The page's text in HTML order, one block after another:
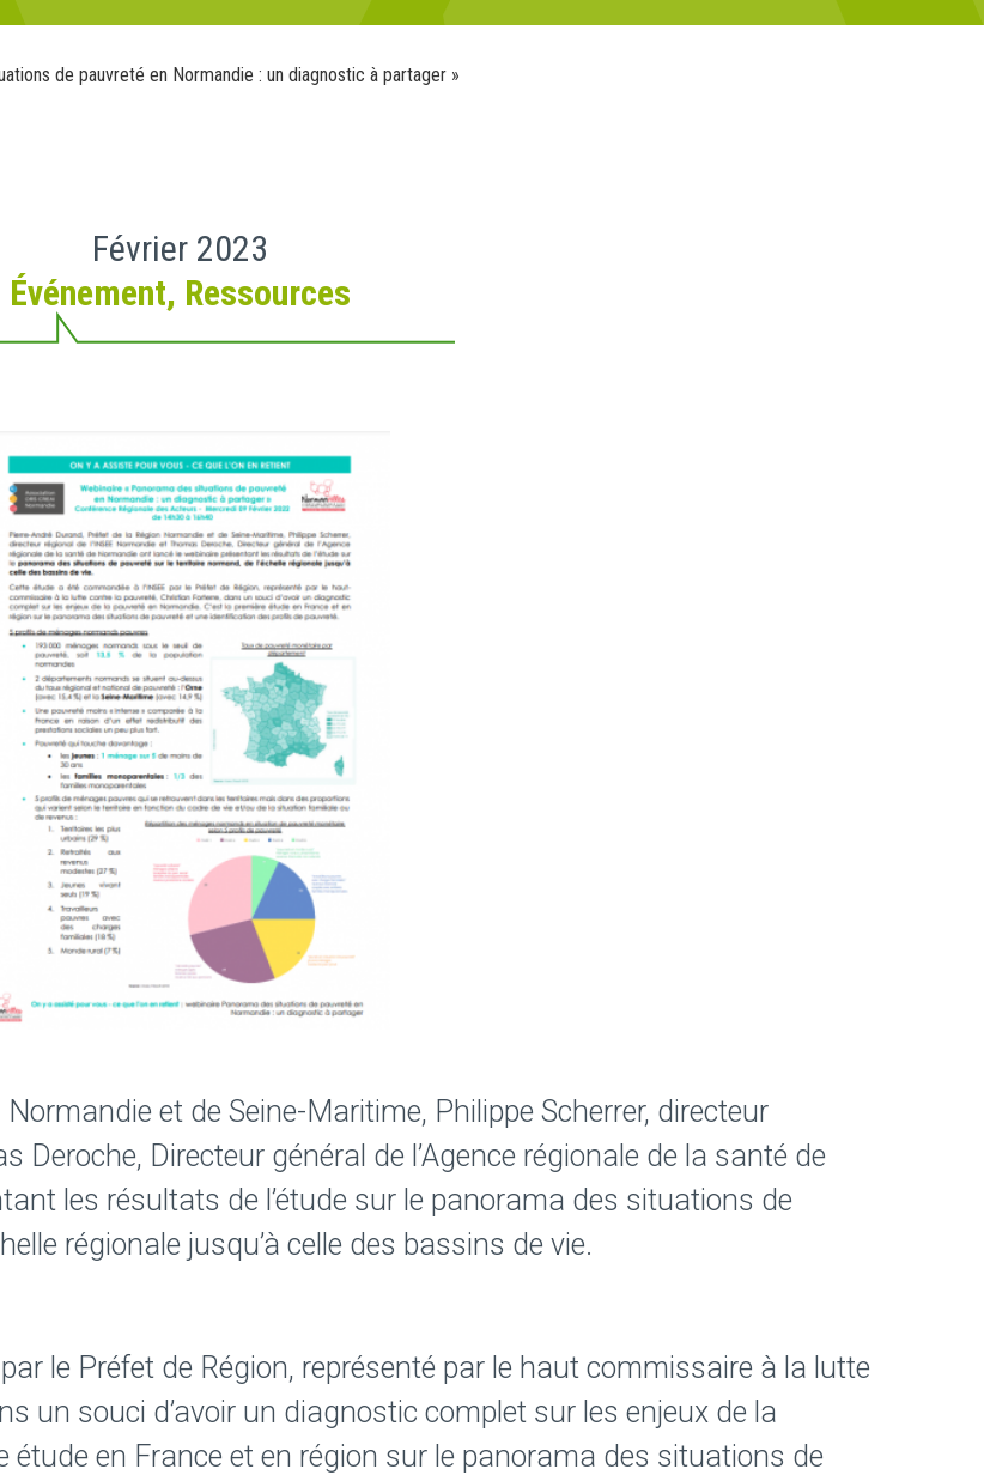
de pauvreté en Normandie : un diagnostic à partager »
Février 2023
Événement, Ressources
et de Seine-Maritime, Philippe Scherrer, directeur
Deroche, Directeur général de l’Agence régionale de la santé de
les résultats de l’étude sur le panorama des situations de
régionale jusqu’à celle des bassins de vie.
le Préfet de Région, représenté par le haut commissaire à la lutte
un souci d’avoir un diagnostic complet sur les enjeux de la
étude en France et en région sur le panorama des situations de